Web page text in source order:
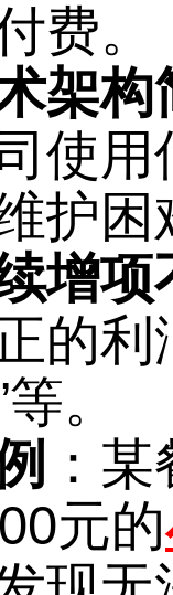
费。
架构
使用
护困
增项
的利
。
：
元的